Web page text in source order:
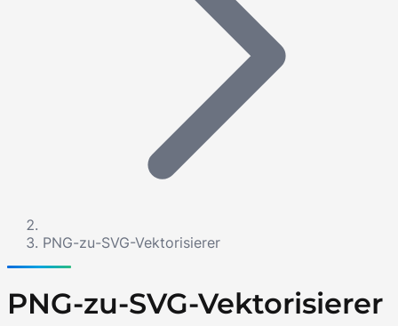
PNG-zu-SVG-Vektorisierer
PNG-zu-SVG-Vektorisierer